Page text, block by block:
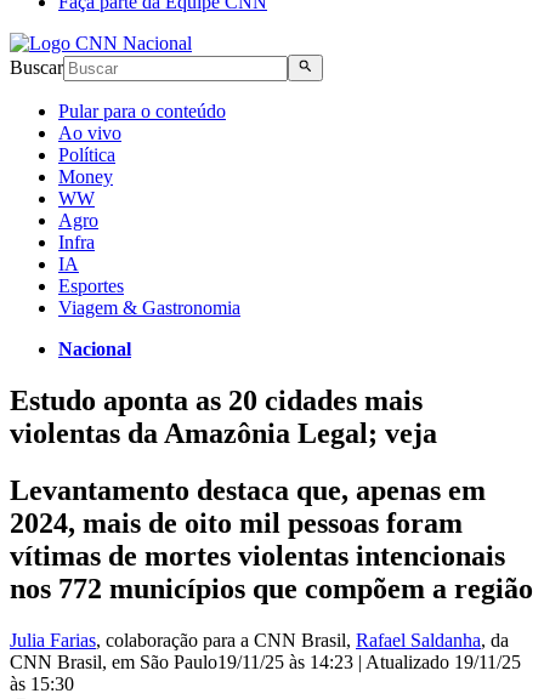
Buscar
Pular para o conteúdo
Ao vivo
Política
Money
WW
Agro
Infra
IA
Esportes
Viagem & Gastronomia
Nacional
Estudo aponta as 20 cidades mais
violentas da Amazônia Legal; veja
Levantamento destaca que, apenas em
2024, mais de oito mil pessoas foram
vítimas de mortes violentas intencionais
nos 772 municípios que compõem a região
Julia Farias, colaboração para a CNN Brasil, Rafael Saldanha, da
CNN Brasil, em São Paulo19/11/25 às 14:23 | Atualizado 19/11/25
às 15:30